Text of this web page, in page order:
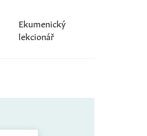
Ekumenický
lekcionář